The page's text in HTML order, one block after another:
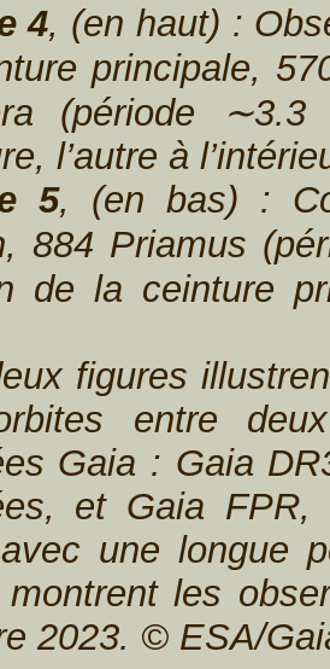
4, (en haut) :
principale,
(période ∼3.3
l’autre à
5, (en bas) :
884 Priamus
de la ceinture
figures
entre
Gaia : Gaia
et Gaia
une longue
les
2023. © ESA/